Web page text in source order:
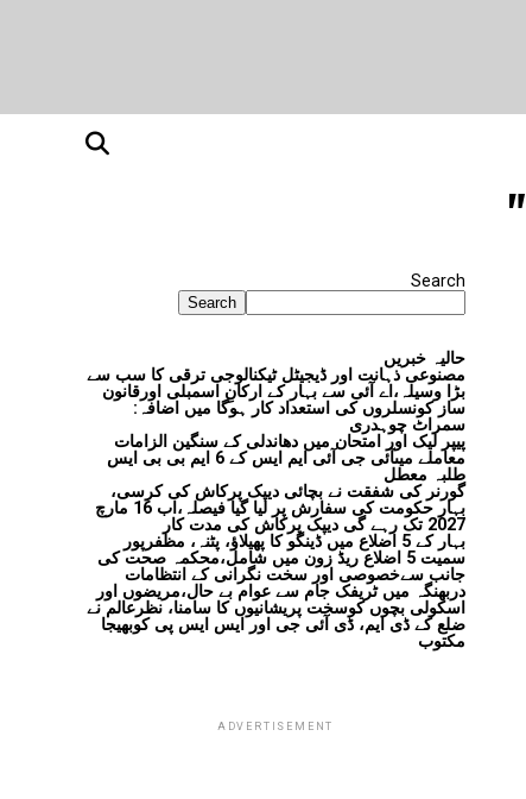
Search
Search
حالیہ خبریں
مصنوعی ذہانت اور ڈیجیٹل ٹیکنالوجی ترقی کا سب سے
بڑا وسیلہ،اے آئی سے بہار کے ارکانِ اسمبلی اورقانون
ساز کونسلروں کی استعداد کار ہوگا میں اضافہ:
سمراٹ چوہدری
پیپر لیک اور امتحان میں دھاندلی کے سنگین الزامات
معاملے میںآئی جی آئی ایم ایس کے 6 ایم بی بی ایس
طلبہ معطل
گورنر کی شفقت نے بچائی دیپک پرکاش کی کرسی،
بہار حکومت کی سفارش پر لیا گیا فیصلہ،اب 16 مارچ
2027 تک رہے گی دیپک پرکاش کی مدت کار
بہار کے 5 اضلاع میں ڈینگو کا پھیلاؤ، پٹنہ، مظفرپور
سمیت 5 اضلاع ریڈ زون میں شامل،محکمہ صحت کی
جانب سےخصوصی اور سخت نگرانی کے انتظامات
دربھنگہ میں ٹریفک جام سے عوام بے حال،مریضوں اور
اسکولی بچوں کوسخت پریشانیوں کا سامنا، نظرعالم نے
ضلع کے ڈی ایم، ڈی آئی جی اور ایس ایس پی کوبھیجا
مکتوب
ADVERTISEMENT